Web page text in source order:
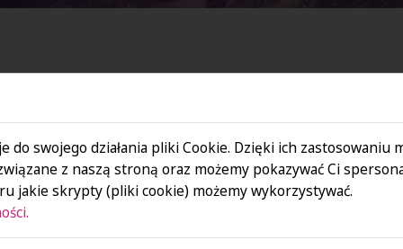
lekarska wpraktyce– co należy o
grupy
Prawa Pacjenta i tajemnica
do swojego działania pliki Cookie. Dzięki ich zastosowaniu
z naszą stroną oraz możemy pokazywać Ci
jakie skrypty (pliki cookie) możemy wykorzystywać.